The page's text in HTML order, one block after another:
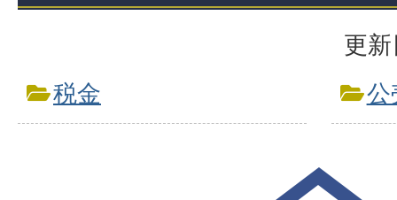
更
税金
公